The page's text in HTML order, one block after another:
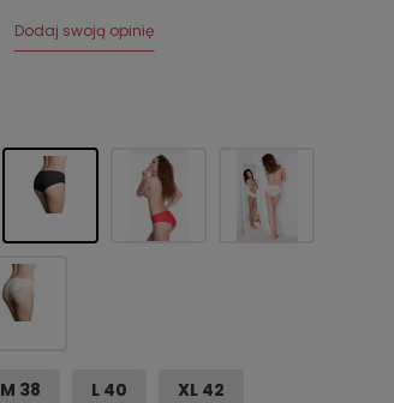
Dodaj swoją opinię
M 38 L 40 XL 42